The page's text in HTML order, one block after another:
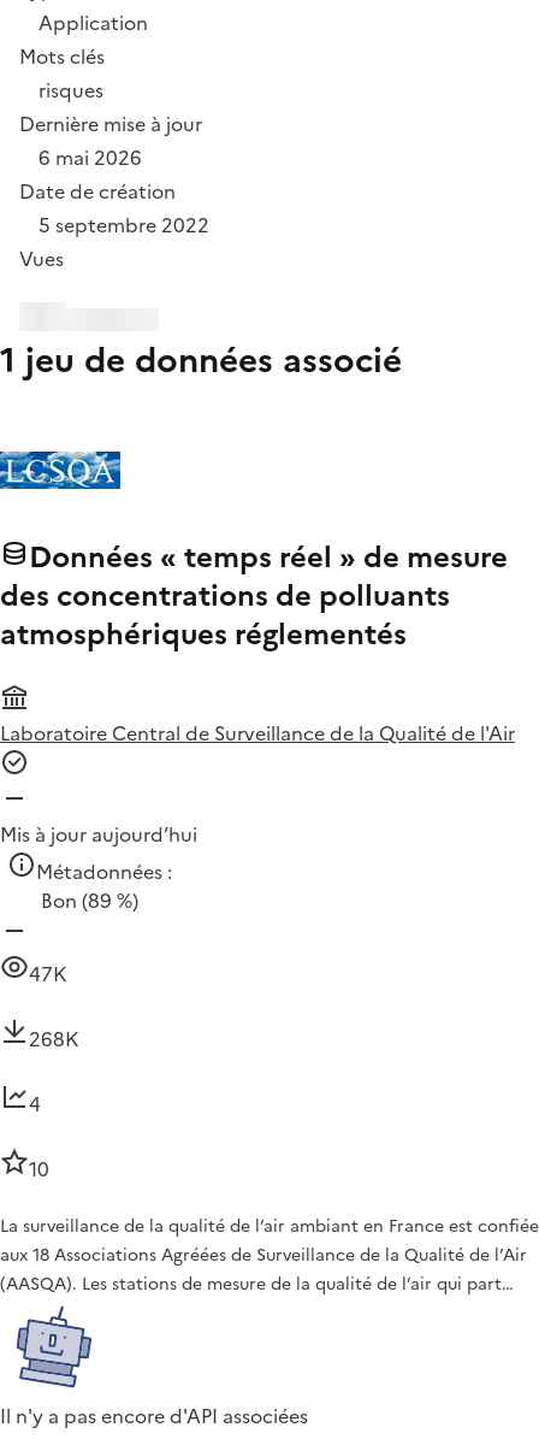
Application
Mots clés
risques
Dernière mise à jour
6 mai 2026
Date de création
5 septembre 2022
Vues
1 jeu de données associé
Données « temps réel » de mesure
des concentrations de polluants
atmosphériques réglementés
Laboratoire Central de Surveillance de la Qualité de l'Air
Mis à jour aujourd’hui
Métadonnées :
Bon (89 %)
47K
268K
4
10
La surveillance de la qualité de l’air ambiant en France est confiée
aux 18 Associations Agréées de Surveillance de la Qualité de l’Air
(AASQA). Les stations de mesure de la qualité de l’air qui part…
Il n'y a pas encore d'API associées